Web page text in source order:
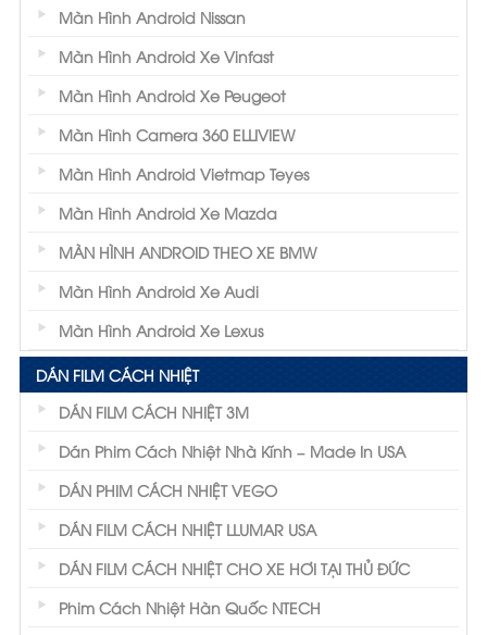
Màn Hình Android Nissan
Màn Hình Android Xe Vinfast
Màn Hình Android Xe Peugeot
Màn Hình Camera 360 ELLIVIEW
Màn Hình Android Vietmap Teyes
Màn Hình Android Xe Mazda
MÀN HÌNH ANDROID THEO XE BMW
Màn Hình Android Xe Audi
Màn Hình Android Xe Lexus
DÁN FILM CÁCH NHIỆT
DÁN FILM CÁCH NHIỆT 3M
Dán Phim Cách Nhiệt Nhà Kính – Made In USA
DÁN PHIM CÁCH NHIỆT VEGO
DÁN FILM CÁCH NHIỆT LLUMAR USA
DÁN FILM CÁCH NHIỆT CHO XE HƠI TẠI THỦ ĐỨC
Phim Cách Nhiệt Hàn Quốc NTECH